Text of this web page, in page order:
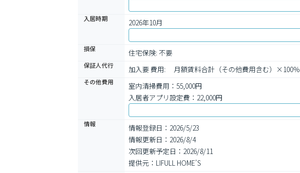
入居時期
2026年10月
損保
住宅保険: 不要
保証人代行 加入要 費用: 　月額賃料合計（その他費用含む）×100％
その他費用
室内清掃費用：55,000円
入居者アプリ設定費：22,000円
情報
情報登録日：2026/5/23
情報更新日：2026/8/4
次回更新予定日：2026/8/11
提供元：LIFULL HOME'S